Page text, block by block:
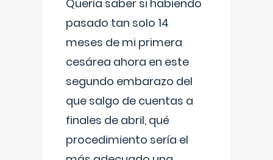
Quería saber si habiendo
pasado tan solo 14
meses de mi primera
cesárea ahora en este
segundo embarazo del
que salgo de cuentas a
finales de abril, qué
procedimiento sería el